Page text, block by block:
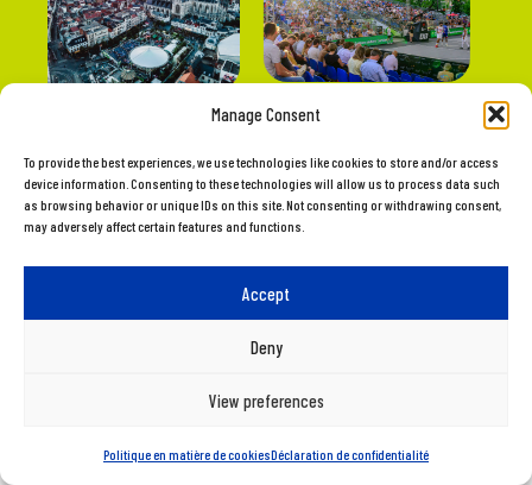
Manage Consent
To provide the best experiences, we use technologies like cookies to store and/or access
device information. Consenting to these technologies will allow us to process data such
as browsing behavior or unique IDs on this site. Not consenting or withdrawing consent,
may adversely affect certain features and functions.
Accept
Deny
View preferences
Politique en matière de cookiesDéclaration de confidentialité
© 2026. Golazo NV. Tous droits réservés.